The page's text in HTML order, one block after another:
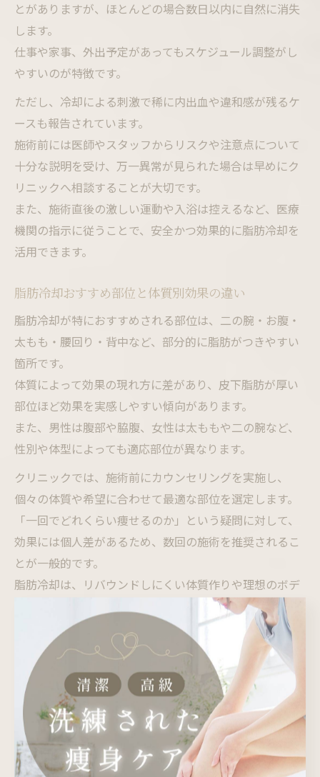
とがありますが、ほとんどの場合数日以内に自然に消失
します。
仕事や家事、外出予定があってもスケジュール調整がし
やすいのが特徴です。
ただし、冷却による刺激で稀に内出血や違和感が残るケ
ースも報告されています。
施術前には医師やスタッフからリスクや注意点について
十分な説明を受け、万一異常が見られた場合は早めにク
リニックへ相談することが大切です。
また、施術直後の激しい運動や入浴は控えるなど、医療
機関の指示に従うことで、安全かつ効果的に脂肪冷却を
活用できます。
脂肪冷却おすすめ部位と体質別効果の違い
脂肪冷却が特におすすめされる部位は、二の腕・お腹・
太もも・腰回り・背中など、部分的に脂肪がつきやすい
箇所です。
体質によって効果の現れ方に差があり、皮下脂肪が厚い
部位ほど効果を実感しやすい傾向があります。
また、男性は腹部や脇腹、女性は太ももや二の腕など、
性別や体型によっても適応部位が異なります。
クリニックでは、施術前にカウンセリングを実施し、
個々の体質や希望に合わせて最適な部位を選定します。
「一回でどれくらい痩せるのか」という疑問に対して、
効果には個人差があるため、数回の施術を推奨されるこ
とが一般的です。
脂肪冷却は、リバウンドしにくい体質作りや理想のボデ
ィライン形成を目指す方に適した施術といえます。
脂肪冷却で理想のボディラインを実現
脂肪冷却は、無理なダイエットや運動に頼らず、理想の
ボディラインを目指せる現代的な痩身方法です。
東京都港区や千代田区のクリニックでは、最新機器を導
入し、環境や衛生管理にも配慮した施術が受けられま
す。